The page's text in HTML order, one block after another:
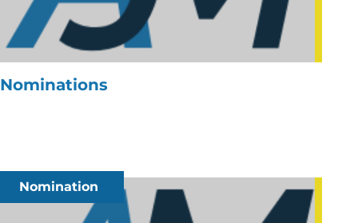
Nominations
Nomination